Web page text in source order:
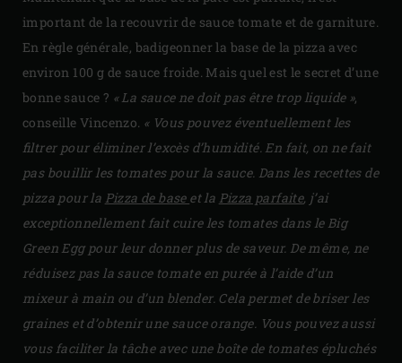
important de la recouvrir de sauce tomate et de garniture.
En règle générale, badigeonner la base de la pizza avec
environ 100 g de sauce froide. Mais quel est le secret d’une
bonne sauce ? « La sauce ne doit pas être trop liquide »,
conseille Vincenzo. « Vous pouvez éventuellement les
filtrer pour éliminer l’excès d’humidité. En fait, on ne fait
pas bouillir les tomates pour la sauce. Dans les recettes de
pizza pour la Pizza de base et la Pizza parfaite, j’ai
exceptionnellement fait cuire les tomates dans le Big
Green Egg pour leur donner plus de saveur. De même, ne
réduisez pas la sauce tomate en purée à l’aide d’un
mixeur à main ou d’un blender. Cela permet de briser les
graines et d’obtenir une sauce orange. Vous pouvez aussi
vous faciliter la tâche avec une boîte de tomates épluchés